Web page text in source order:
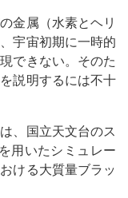
金属（水素とヘリ
宇宙初期に一時的
できない。そのた
説明するには不十
、国立天文台のス
用いたシミュレー
ける大質量ブラッ